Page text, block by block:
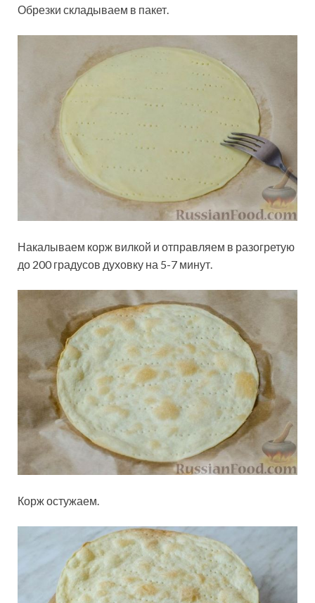
Обрезки складываем в пакет.
Накалываем корж вилкой и отправляем в разогретую
до 200 градусов духовку на 5-7 минут.
Корж остужаем.